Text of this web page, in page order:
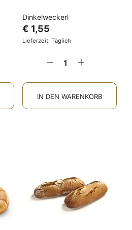
Dinkelweckerl
€ 1,55
Lieferzeit: Täglich
IN DEN WARENKORB